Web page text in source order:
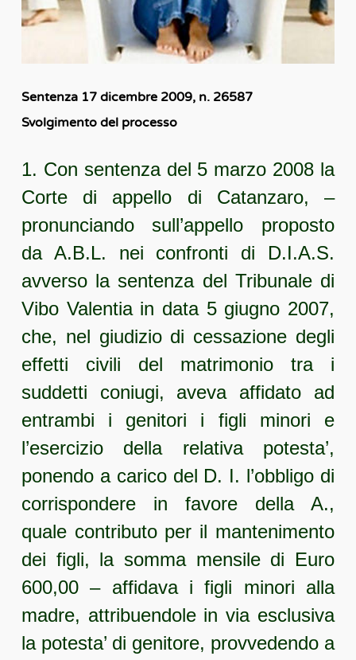
Sentenza 17 dicembre 2009, n. 26587
Svolgimento del processo
1. Con sentenza del 5 marzo 2008 la
Corte di appello di Catanzaro, –
pronunciando sull’appello proposto
da A.B.L. nei confronti di D.I.A.S.
avverso la sentenza del Tribunale di
Vibo Valentia in data 5 giugno 2007,
che, nel giudizio di cessazione degli
effetti civili del matrimonio tra i
suddetti coniugi, aveva affidato ad
entrambi i genitori i figli minori e
l’esercizio della relativa potesta’,
ponendo a carico del D. I. l’obbligo di
corrispondere in favore della A.,
quale contributo per il mantenimento
dei figli, la somma mensile di Euro
600,00 – affidava i figli minori alla
madre, attribuendole in via esclusiva
la potesta’ di genitore, provvedendo a